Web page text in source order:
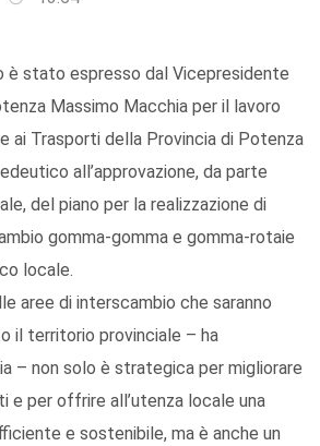
è stato espresso dal Vicepresidente
Massimo Macchia per il lavoro
ai Trasporti della Provincia di Potenza
all’approvazione, da parte
del piano per la realizzazione di
gomma-gomma e gomma-rotaie
locale.
aree di interscambio che saranno
il territorio provinciale – ha
– non solo è strategica per migliorare
e per offrire all’utenza locale una
e sostenibile, ma è anche un